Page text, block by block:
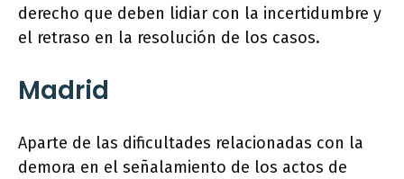
derecho que deben lidiar con la incertidumbre y
el retraso en la resolución de los casos.
Madrid
Aparte de las dificultades relacionadas con la
demora en el señalamiento de los actos de